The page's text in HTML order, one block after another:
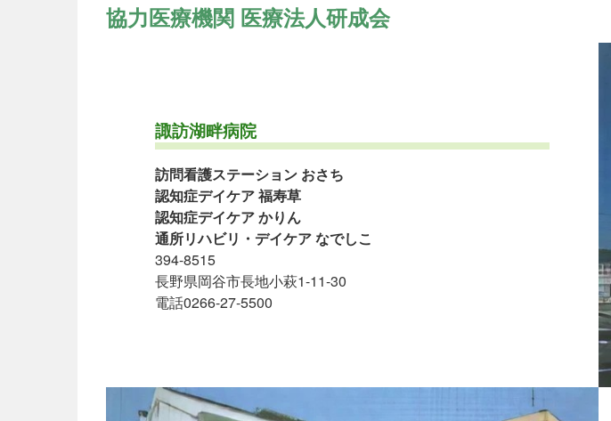
協力医療機関 医療法人研成会
諏訪湖畔病院
訪問看護ステーション おさち
認知症デイケア 福寿草
認知症デイケア かりん
通所リハビリ・デイケア なでしこ
394-8515
長野県岡谷市長地小萩1-11-30
電話0266-27-5500